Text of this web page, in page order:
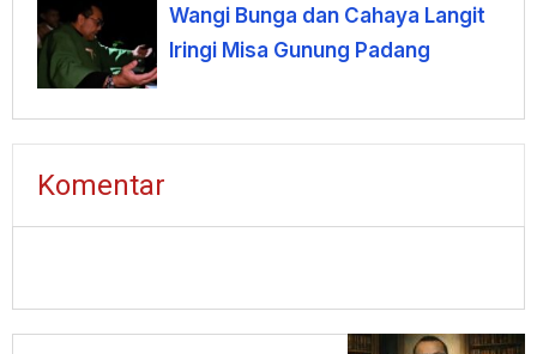
Wangi Bunga dan Cahaya Langit
Iringi Misa Gunung Padang
Komentar